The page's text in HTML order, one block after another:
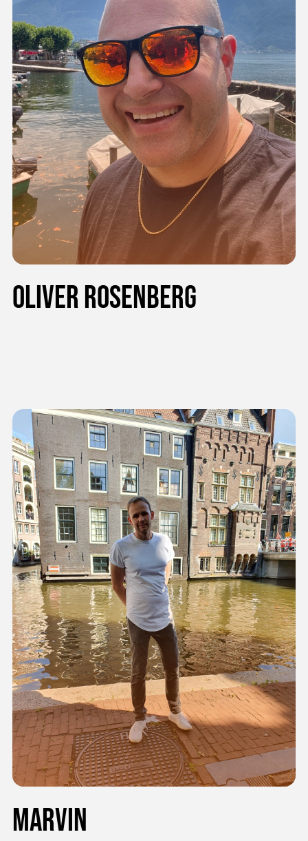
Oliver Rosenberg
Marvin